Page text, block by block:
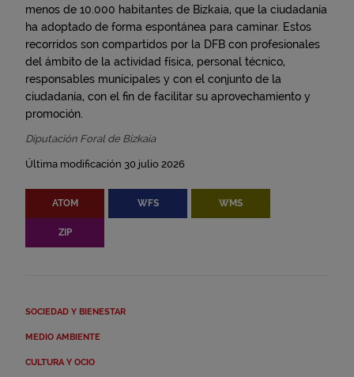
menos de 10.000 habitantes de Bizkaia, que la ciudadanía
ha adoptado de forma espontánea para caminar. Estos
recorridos son compartidos por la DFB con profesionales
del ámbito de la actividad física, personal técnico,
responsables municipales y con el conjunto de la
ciudadanía, con el fin de facilitar su aprovechamiento y
promoción.
Diputación Foral de Bizkaia
Última modificación 30 julio 2026
ATOM WFS WMS
ZIP
SOCIEDAD Y BIENESTAR
MEDIO AMBIENTE
CULTURA Y OCIO